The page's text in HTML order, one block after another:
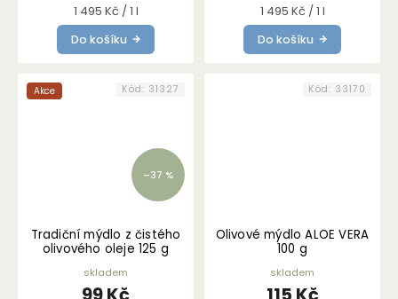
Měrná
cena:
1 495 Kč / 1 l
Do košíku
Měrná
cena:
1 495 Kč / 1 l
Do košíku
Akce
–37 %
Tradiční mýdlo z čistého
olivového oleje 125 g
skladem
Kód: 31327
Olivové mýdlo ALOE VERA
100 g
skladem
Kód: 33170